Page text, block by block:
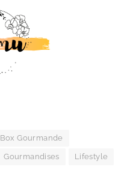
Box Gourmande
Gourmandises Lifestyle